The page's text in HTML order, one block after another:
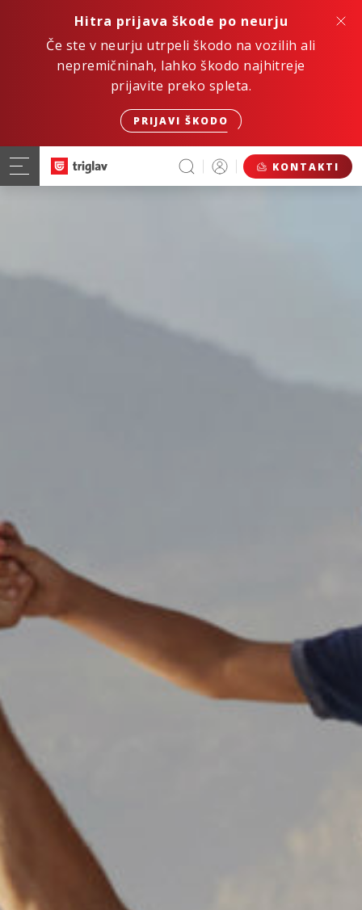
Hitra prijava škode po neurju
Če ste v neurju utrpeli škodo na vozilih ali
nepremičninah, lahko škodo najhitreje
prijavite preko spleta.
PRIJAVI ŠKODO
KONTAKTI